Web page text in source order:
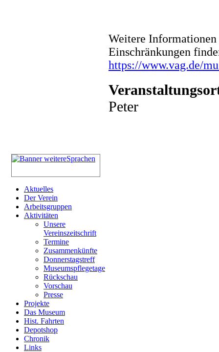
Weitere
Einschränkungen
https://www.vag.de/
Peter
Aktuelles
Der Verein
Arbeitsgruppen
Aktivitäten
Unsere
Vereinszeitschrift
Termine
Zusammenkünfte
Donnerstagstreff
Museumspflegetage
Rückschau
Vorschau
Presse
Projekte
Das Museum
Hist. Fahrten
Depotshop
Chronik
Links